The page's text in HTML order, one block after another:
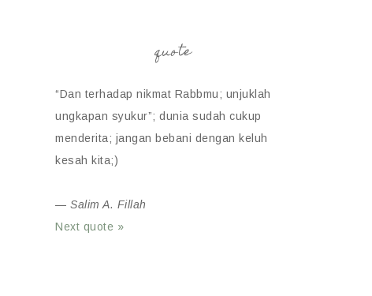
quote
“Dan terhadap nikmat Rabbmu; unjuklah
ungkapan syukur”; dunia sudah cukup
menderita; jangan bebani dengan keluh
kesah kita;)
— Salim A. Fillah
Next quote »